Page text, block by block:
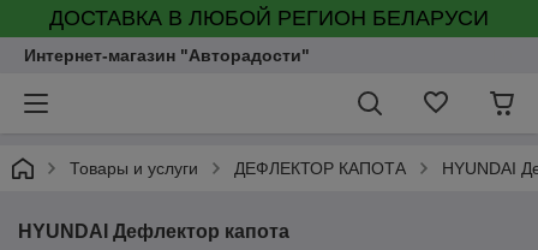
ДОСТАВКА В ЛЮБОЙ РЕГИОН БЕЛАРУСИ
Интернет-магазин "Авторадости"
Товары и услуги ДЕФЛЕКТОР КАПОТА HYUNDAI
HYUNDAI Дефлектор капота